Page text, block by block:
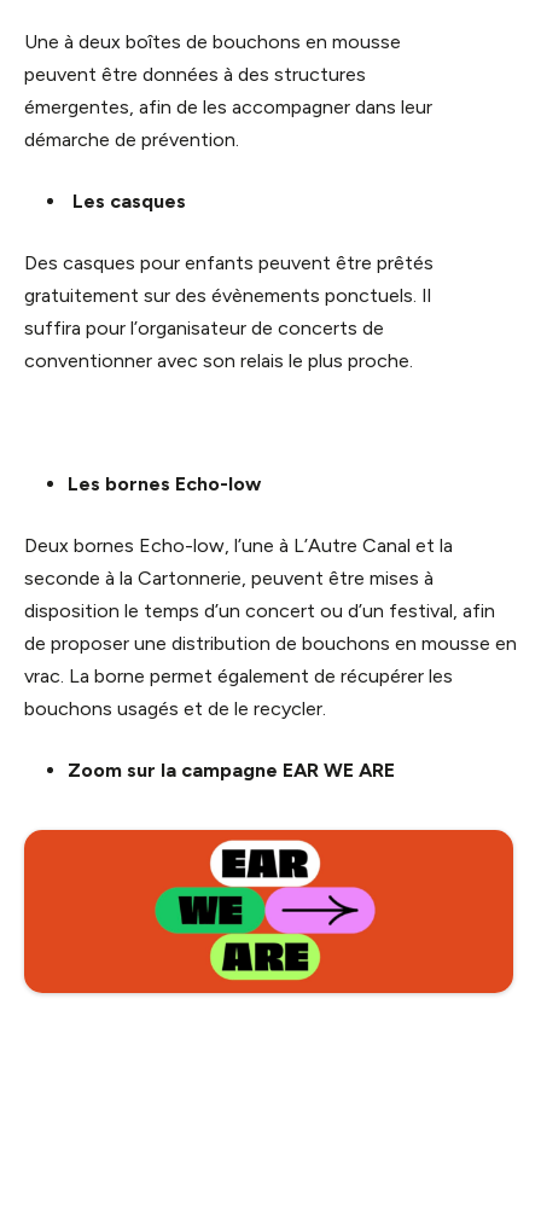
Une à deux boîtes de bouchons en mousse
peuvent être données à des structures
émergentes, afin de les accompagner dans leur
démarche de prévention.
Les casques
Des casques pour enfants peuvent être prêtés
gratuitement sur des évènements ponctuels. Il
suffira pour l’organisateur de concerts de
conventionner avec son relais le plus proche.
Les bornes Echo-low
Deux bornes Echo-low, l’une à L’Autre Canal et la
seconde à la Cartonnerie, peuvent être mises à
disposition le temps d’un concert ou d’un festival, afin
de proposer une distribution de bouchons en mousse en
vrac. La borne permet également de récupérer les
bouchons usagés et de le recycler.
Zoom sur la campagne EAR WE ARE